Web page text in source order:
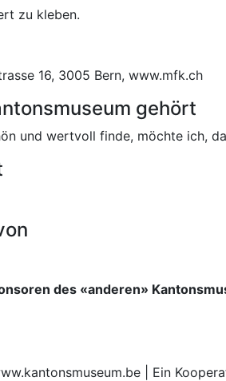
zu kleben.
16, 3005 Bern, www.mfk.ch
gehört
und wertvoll finde, möchte ich,
des «anderen»
| Ein